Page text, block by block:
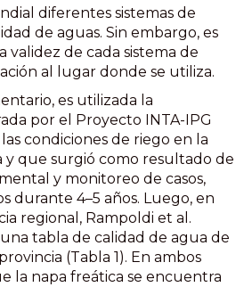
diferentes sistemas de
de aguas. Sin embargo, es
validez de cada sistema de
al lugar donde se utiliza.
es utilizada la
por el Proyecto INTA-IPG
condiciones de riego en la
y que surgió como resultado de
y monitoreo de casos,
durante 4–5 años. Luego, en
regional, Rampoldi et al.
tabla de calidad de agua de
(Tabla 1). En ambos
la napa freática se encuentra